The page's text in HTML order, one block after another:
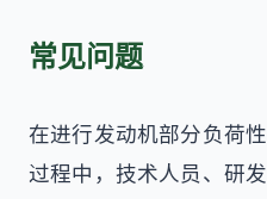
常见问题
在进行发动机部分负荷
过程中，技术人员、研